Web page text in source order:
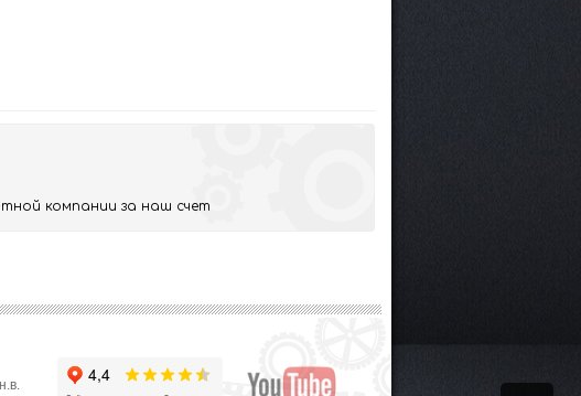
компании за наш счет